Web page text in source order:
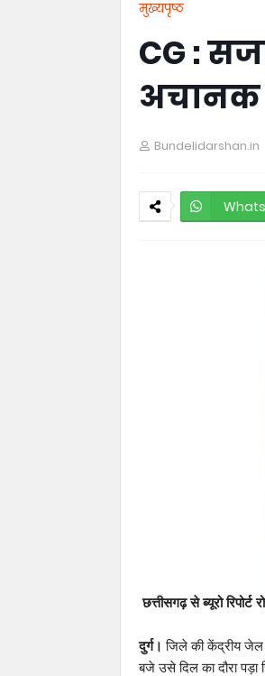
मुख्यपृष्ठ
CG :
अचानक
Bundelidarshan.in
छत्तीसगढ़ से ब्यूरो रिपोर्ट
दुर्ग। जिले की केंद्रीय जेल
बजे उसे दिल का दौरा